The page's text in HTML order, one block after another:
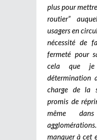
plus pour
routier”
usagers en
nécessité de
fermeté pour
cela que
détermination
charge de la
promis de
même
manquer à cet